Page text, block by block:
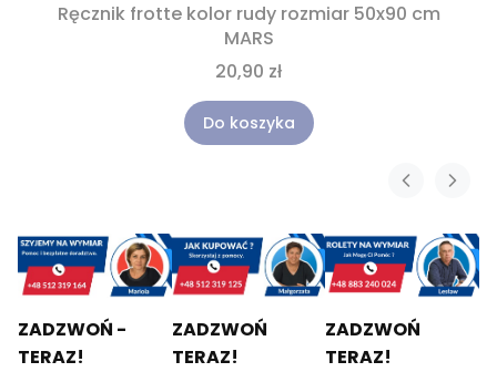
Ręcznik frotte kolor rudy rozmiar 50x90 cm
MARS
20,90 zł
Do koszyka
ZADZWOŃ -
TERAZ!
ZADZWOŃ
TERAZ!
ZADZWOŃ
TERAZ!